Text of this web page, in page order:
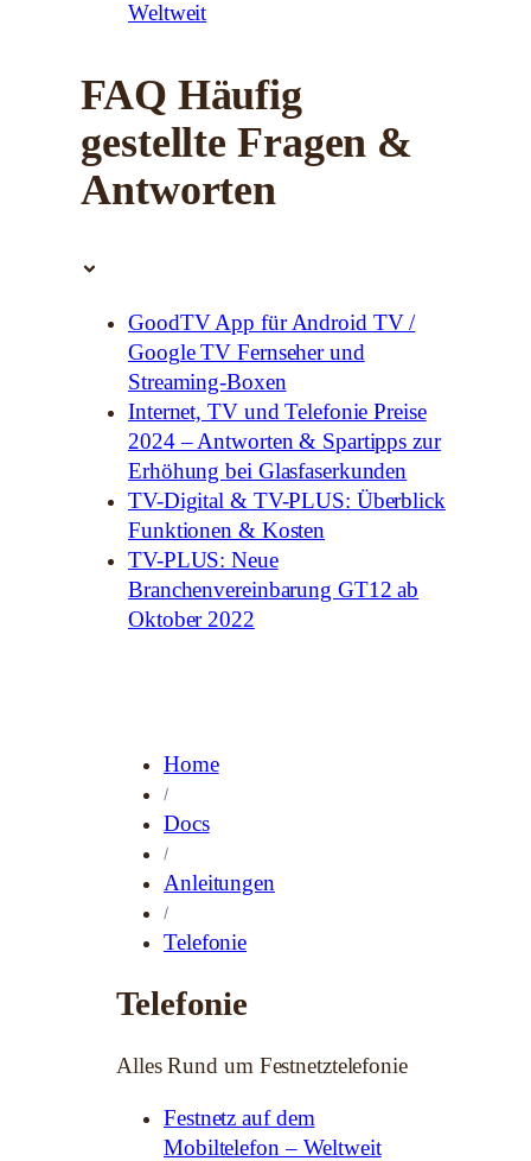
Weltweit
FAQ Häufig
gestellte Fragen &
Antworten
GoodTV App für Android TV /
Google TV Fernseher und
Streaming-Boxen
Internet, TV und Telefonie Preise
2024 – Antworten & Spartipps zur
Erhöhung bei Glasfaserkunden
TV-Digital & TV-PLUS: Überblick
Funktionen & Kosten
TV-PLUS: Neue
Branchenvereinbarung GT12 ab
Oktober 2022
Home
Docs
Anleitungen
Telefonie
Telefonie
Alles Rund um Festnetztelefonie
Festnetz auf dem
Mobiltelefon – Weltweit